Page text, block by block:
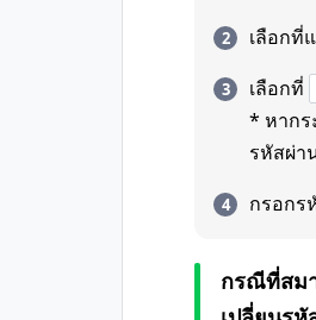
เลือกที่
เลือกที่
* หาก
รหัสผ่า
กรอกร
กรณีที่สม